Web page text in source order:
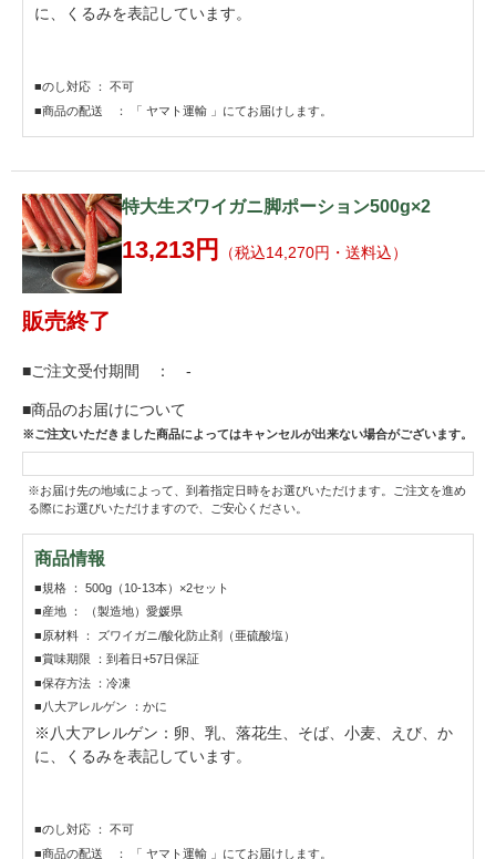
に、くるみを表記しています。
■のし対応 ： 不可
■商品の配送 ： 「 ヤマト運輸 」にてお届けします。
特大生ズワイガニ脚ポーション500g×2
13,213円 （税込14,270円・送料込）
販売終了
■ご注文受付期間 ： -
■商品のお届けについて
※ご注文いただきました商品によってはキャンセルが出来ない場合がございます。
※お届け先の地域によって、到着指定日時をお選びいただけます。ご注文を進め
る際にお選びいただけますので、ご安心ください。
商品情報
■規格 ： 500g（10-13本）×2セット
■産地 ： （製造地）愛媛県
■原材料 ： ズワイガニ/酸化防止剤（亜硫酸塩）
■賞味期限 ：到着日+57日保証
■保存方法 ：冷凍
■八大アレルゲン ：かに
※八大アレルゲン：卵、乳、落花生、そば、小麦、えび、か
に、くるみを表記しています。
■のし対応 ： 不可
■商品の配送 ： 「 ヤマト運輸 」にてお届けします。